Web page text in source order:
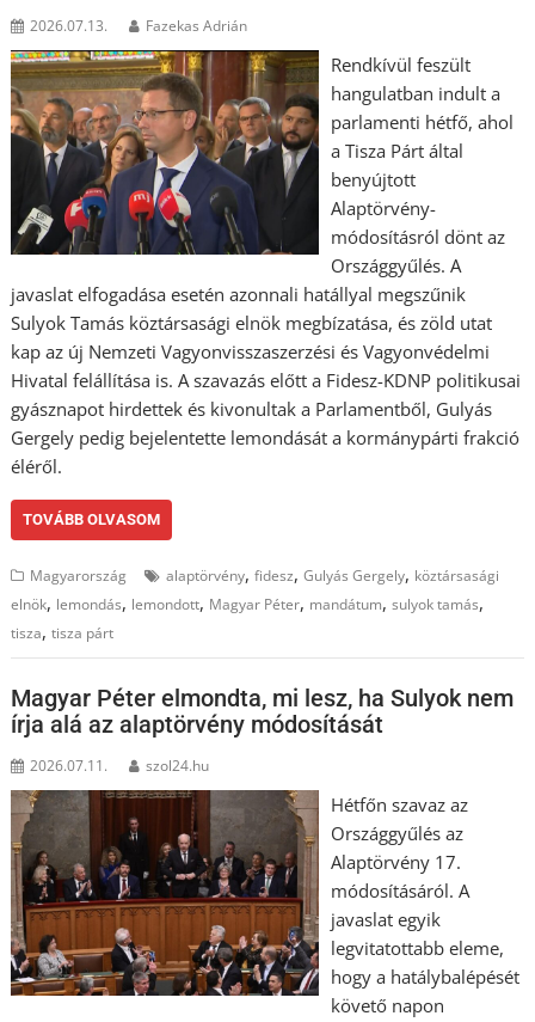
2026.07.13. Fazekas Adrián
Rendkívül feszült
hangulatban indult a
parlamenti hétfő, ahol
a Tisza Párt által
benyújtott
Alaptörvény-
módosításról dönt az
Országgyűlés. A
javaslat elfogadása esetén azonnali hatállyal megszűnik
Sulyok Tamás köztársasági elnök megbízatása, és zöld utat
kap az új Nemzeti Vagyonvisszaszerzési és Vagyonvédelmi
Hivatal felállítása is. A szavazás előtt a Fidesz-KDNP politikusai
gyásznapot hirdettek és kivonultak a Parlamentből, Gulyás
Gergely pedig bejelentette lemondását a kormánypárti frakció
éléről.
TOVÁBB OLVASOM
Magyarország alaptörvény,fidesz,Gulyás Gergely, köztársasági
elnök, lemondás, lemondott, Magyar Péter, mandátum,sulyok tamás,
tisza,tisza párt
Magyar Péter elmondta, mi lesz, ha Sulyok nem
írja alá az alaptörvény módosítását
2026.07.11. szol24.hu
Hétfőn szavaz az
Országgyűlés az
Alaptörvény 17.
módosításáról. A
javaslat egyik
legvitatottabb eleme,
hogy a hatálybalépését
követő napon